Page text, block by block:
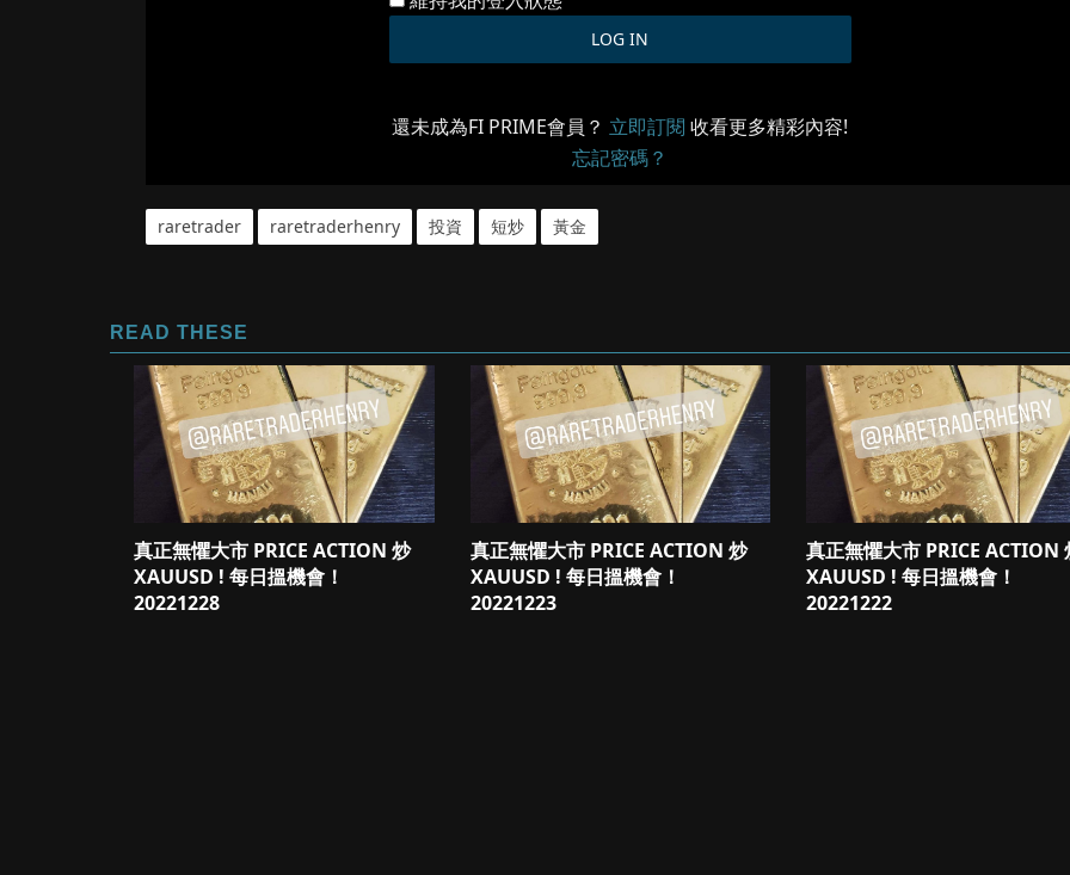
還未成為FI PRIME會員？ 立即訂閱 收看更多精彩內容!
忘記密碼？
raretrader raretraderhenry 投資 短炒 黃金
READ THESE
真正無懼大市 PRICE ACTION 炒
XAUUSD ! 每日搵機會！
20221228
真正無懼大市 PRICE ACTION 炒
XAUUSD ! 每日搵機會！
20221223
真正無懼大市 PRICE ACTION
XAUUSD ! 每日搵機會！
20221222